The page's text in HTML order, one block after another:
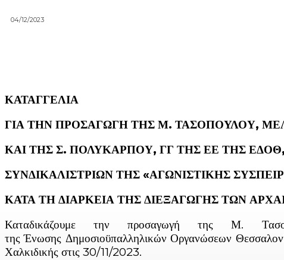
04/12/2023
ΚΑΤΑΓΓΕΛΙΑ
ΓΙΑ ΤΗΝ ΠΡΟΣΑΓΩΓΗ ΤΗΣ Μ. ΤΑΣΟΠΟΥΛΟΥ,
ΚΑΙ ΤΗΣ Σ. ΠΟΛΥΚΑΡΠΟΥ, ΓΓ ΤΗΣ ΕΕ ΤΗΣ ΕΔΟΘ,
ΣΥΝΔΙΚΑΛΙΣΤΡΙΩΝ ΤΗΣ «ΑΓΩΝΙΣΤΙΚΗΣ
ΚΑΤΑ ΤΗ ΔΙΑΡΚΕΙΑ ΤΗΣ ΔΙΕΞΑΓΩΓΗΣ ΤΩΝ
Καταδικάζουμε την προσαγωγή της Μ.
της Ένωσης Δημοσιοϋπαλληλικών Οργανώσεων
Χαλκιδικής στις 30/11/2023.